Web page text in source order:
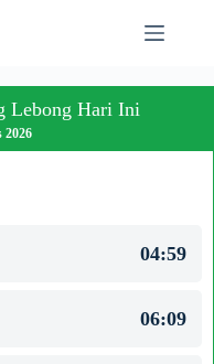
Lebong Hari Ini
2026
04:59
06:09